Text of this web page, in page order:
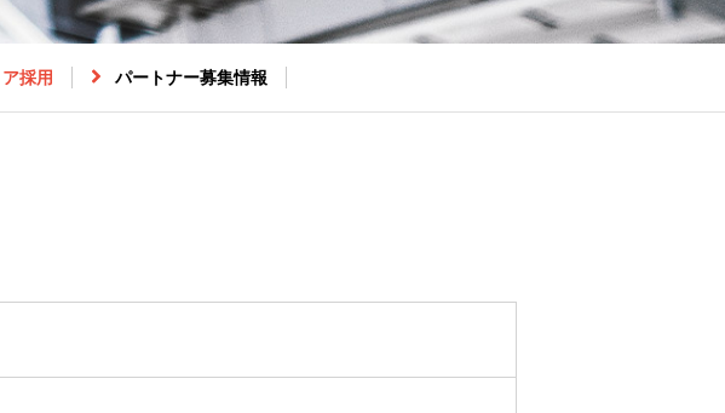
採用 パートナー募集情報